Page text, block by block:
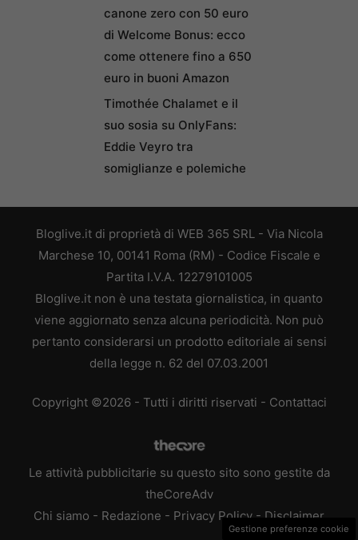
canone zero con 50 euro
di Welcome Bonus: ecco
come ottenere fino a 650
euro in buoni Amazon
Timothée Chalamet e il
suo sosia su OnlyFans:
Eddie Veyro tra
somiglianze e polemiche
Bloglive.it di proprietà di WEB 365 SRL - Via Nicola
Marchese 10, 00141 Roma (RM) - Codice Fiscale e
Partita I.V.A. 12279101005
Bloglive.it non è una testata giornalistica, in quanto
viene aggiornato senza alcuna periodicità. Non può
pertanto considerarsi un prodotto editoriale ai sensi
della legge n. 62 del 07.03.2001
Copyright ©2026 - Tutti i diritti riservati - Contattaci
Le attività pubblicitarie su questo sito sono gestite da
theCoreAdv
Chi siamo - Redazione - Privacy Policy - Disclaimer
Gestione preferenze cookie